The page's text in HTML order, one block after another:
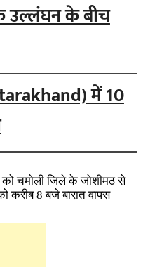
उल्लंघन के बीच
में 10
को चमोली जिले के जोशीमठ से
करीब 8 बजे बारात वापस